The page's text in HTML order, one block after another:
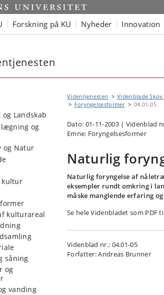
Forskning på KU Nyheder Innovation
Landskab
og
og Natur
kultur
kulturareal
såning
og
vanding
Videntjenesten Videnblade
Foryngelsesformer
04.01-05
Dato: 01-11-2003 | Videnblad
Emne: Foryngelsesformer
Naturlig
Naturlig foryngelse af
eksempler rundt omkring i
måske manglende erfaring
Se hele Videnbladet som PDF
Videnblad nr.: 04.01-05
Forfatter: Andreas Brunner